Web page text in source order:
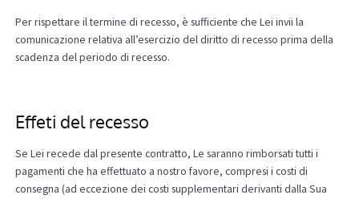
Per rispettare il termine di recesso, è sufficiente che Lei invii la
comunicazione relativa all’esercizio del diritto di recesso prima della
scadenza del periodo di recesso.
Effeti del recesso
Se Lei recede dal presente contratto, Le saranno rimborsati tutti i
pagamenti che ha effettuato a nostro favore, compresi i costi di
consegna (ad eccezione dei costi supplementari derivanti dalla Sua